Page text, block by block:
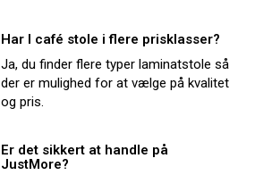
Har I café stole i flere prisklasser?
Ja, du finder flere typer laminatstole så
der er mulighed for at vælge på kvalitet
og pris.
Er det sikkert at handle på
JustMore?